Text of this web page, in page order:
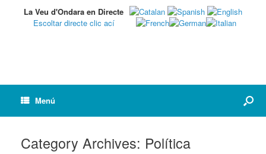
La Veu d'Ondara en Directe
Escoltar directe clic ací
Menú
Category Archives: Política